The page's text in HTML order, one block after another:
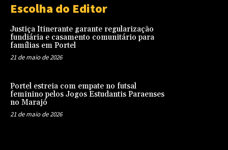
Escolha do Editor
Justiça Itinerante garante regularização
fundiária e casamento comunitário para
famílias em Portel
21 de maio de 2026
Portel estreia com empate no futsal
feminino pelos Jogos Estudantis Paraenses
no Marajó
21 de maio de 2026